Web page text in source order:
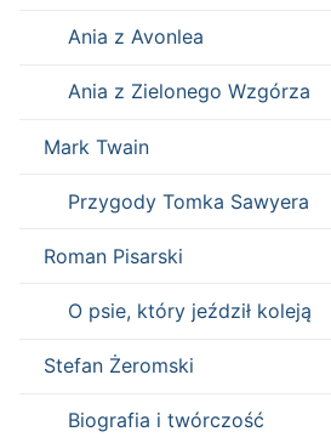
Ania z Avonlea
Ania z Zielonego Wzgórza
Mark Twain
Przygody Tomka Sawyera
Roman Pisarski
O psie, który jeździł koleją
Stefan Żeromski
Biografia i twórczość